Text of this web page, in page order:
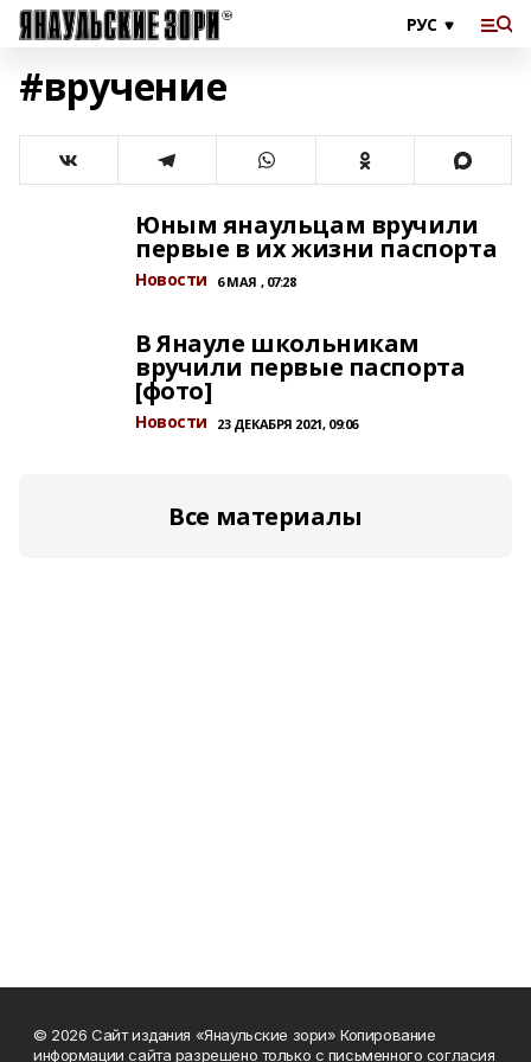
#вручение
Юным янаульцам вручили
первые в их жизни паспорта
Новости 6 МАЯ , 07:28
В Янауле школьникам
вручили первые паспорта
[фото]
Новости 23 ДЕКАБРЯ 2021, 09:06
Все материалы
© 2026 Сайт издания «Янаульские зори» Копирование
информации сайта разрешено только с письменного согласия